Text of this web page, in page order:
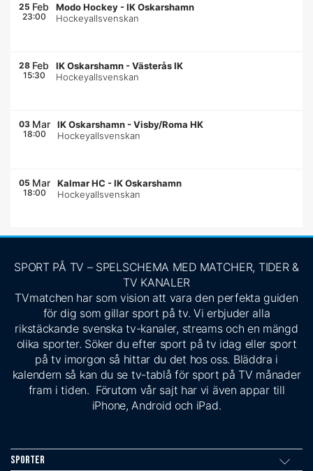
25 Feb
23:00
Modo Hockey -IK Oskarshamn
Hockeyallsvenskan
28 Feb
15:30
IK Oskarshamn -Västerås IK
Hockeyallsvenskan
03 Mar
18:00
IK Oskarshamn -Visby/Roma HK
Hockeyallsvenskan
05 Mar
18:00
Kalmar HC -IK Oskarshamn
Hockeyallsvenskan
SPORT PÅ TV – SPELSCHEMA MED MATCHER, TIDER &
TV KANALER
TVmatchen har som vision att vara den perfekta guiden
för dig som gillar sport på tv. Vi erbjuder alla
rikstäckande svenska tv-kanaler, streams och en mängd
olika sporter. Söker du efter sport på tv idag eller sport
på tv imorgon så hittar du det hos oss. Bläddra i
kalendern så kan du se tv-tablå för sport på TV månader
fram i tiden. Förutom vår sajt har vi även appar till
iPhone, Android och iPad.
Sporter